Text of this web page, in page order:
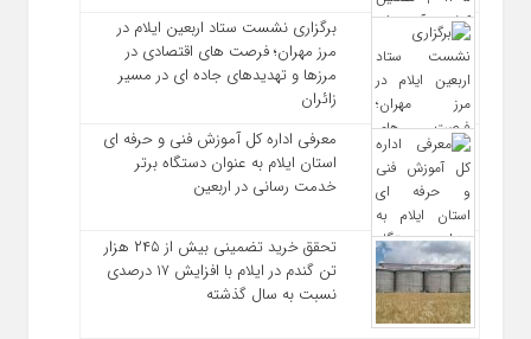
برگزاری نشست ستاد اربعین ایلام در
مرز مهران؛ فرصت‌ های اقتصادی در
مرزها و تهدیدهای جاده‌ ای در مسیر
زائران
معرفی اداره کل آموزش فنی و حرفه‌ ای
استان ایلام به‌ عنوان دستگاه برتر
خدمت‌ رسانی در اربعین
تحقق خرید تضمینی بیش از ۲۴۵ هزار
تن گندم در ایلام با افزایش ۱۷ درصدی
نسبت به سال گذشته